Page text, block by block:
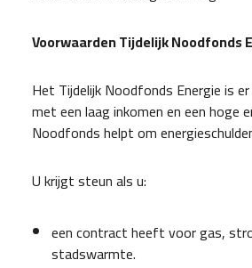
Voorwaarden Tijdelijk Noodfonds
Het Tijdelijk Noodfonds Energie is
met een laag inkomen en een hoge
Noodfonds helpt om
U krijgt steun als u:
een contract heeft voor gas,
stadswarmte.